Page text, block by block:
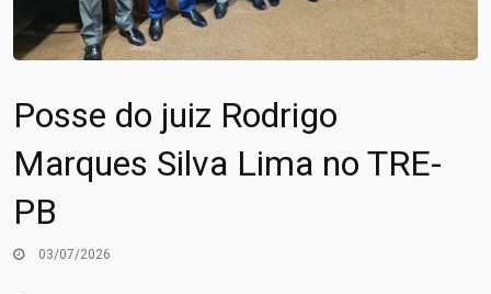
Posse do juiz Rodrigo
Marques Silva Lima no TRE-
PB
03/07/2026